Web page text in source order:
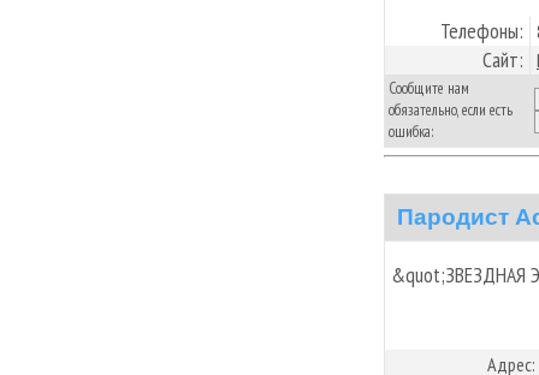
Телефоны:
Сайт:
Сообщите нам
обязательно, если есть
ошибка:
Пародист
&quot;ЗВЕЗДНАЯ
Адрес: